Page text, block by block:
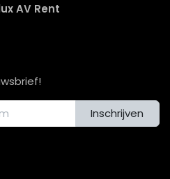
AV Rent
Inschrijven